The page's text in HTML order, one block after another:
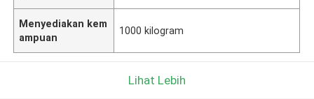
Menyediakan kem
ampuan
1000 kilogram
Lihat Lebih